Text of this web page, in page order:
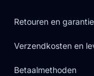
Retouren en garantie
Verzendkosten en
Betaalmethoden